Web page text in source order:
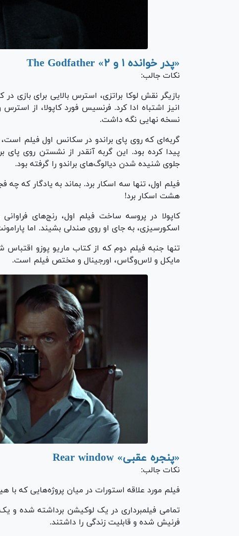
«پدر خوانده ۱ و ۲» The Godfather
نکات جالب:
بازیگر نقش لوکا براتزی، استرس بالایی برای بازی
انیز اشتباه ادا کرد. فرنسیس فورد کاپولا، از
نسخه نهایی نگه داشت.
گربه‌ای که روی پای براندو در سکانس اول فیلم است،
پیدا کرده بود. این گربه آنقدر از نشستن روی
جلوی شنیده شدن دیالوگ‌های براندو را گرفته بود.
فیلم اول، تنها سه اسکار برد. بماند به یادگار که چه
هشت اسکار برد!
کاپولا در پروسه ساخت فیلم اول، رنج‌های
اسکورسیزی، به جای او روی صندلی بشیند. اما
تنها جنبه فیلم دوم که از کتاب ماریو پوزو
مایکل و لاس‌وگاس، اورجینال و مختص فیلم است.
«پنجره عقبی» Rear window
نکات جالب:
فیلم مورد علاقه استورات در میان پروژه‌هایی که
تمامی فیلمبرداری در یک لوکیشن برداشته شده و
فرنیش شده و قابلیت زندگی را داشتند.